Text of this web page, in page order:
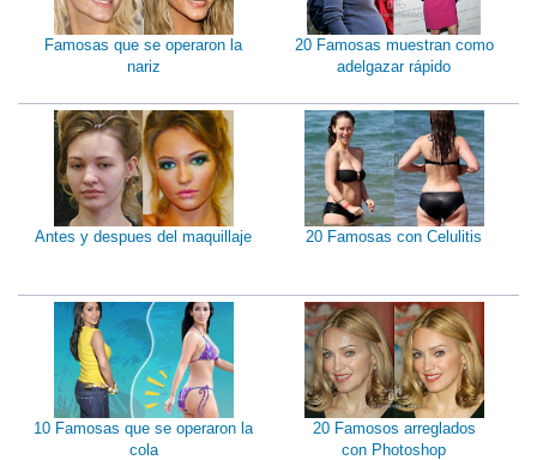
Famosas que se operaron la
nariz
20 Famosas muestran como
adelgazar rápido
Antes y despues del maquillaje 20 Famosas con Celulitis
10 Famosas que se operaron la
cola
20 Famosos arreglados
con Photoshop